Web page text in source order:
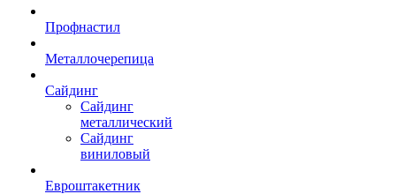
Профнастил
Металлочерепица
Сайдинг
Сайдинг
металлический
Сайдинг
виниловый
Евроштакетник